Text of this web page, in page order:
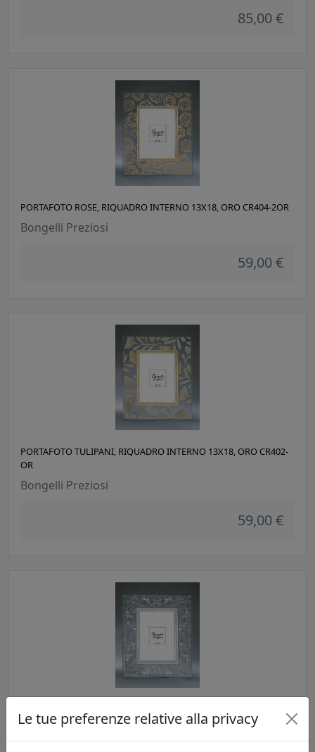
85,00 €
PORTAFOTO ROSE, RIQUADRO INTERNO 13X18, ORO CR404-2OR
Bongelli Preziosi
59,00 €
PORTAFOTO TULIPANI, RIQUADRO INTERNO 13X18, ORO CR402-
OR
Bongelli Preziosi
59,00 €
CR403-AG
Bongelli Preziosi
Le tue preferenze relative alla privacy